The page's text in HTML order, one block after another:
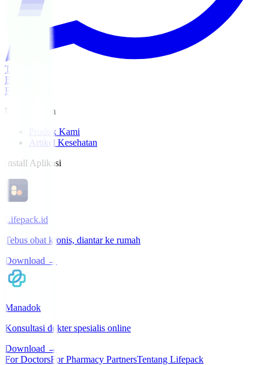
Tebus Obat
Beranda
For Patients
Untuk Pasien
Produk Kami
Artikel Kesehatan
Install Aplikasi
Lifepack.id
Tebus obat kronis, diantar ke rumah
Download →
Manadok
Konsultasi dokter spesialis online
Download →
For DoctorsFor Pharmacy PartnersTentang Lifepack